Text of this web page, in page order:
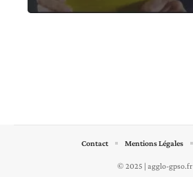
© 2025 | agglo-gpso.fr
Contact Mentions Légales